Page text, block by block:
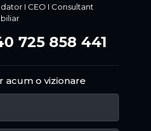
I CEO I Consultant
725 858 441
acum o vizionare